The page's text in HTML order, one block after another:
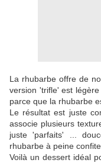
La rhubarbe offre de
version 'trifle' est
parce que la rhubarbe
Le résultat est juste
associe plusieurs
juste 'parfaits' ...
rhubarbe à peine confite.
Voilà un dessert idéal